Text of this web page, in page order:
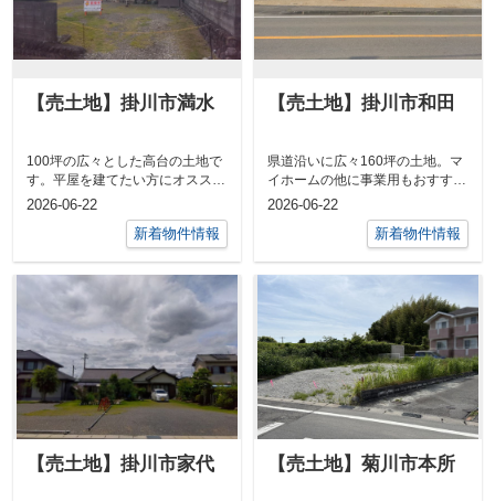
【売土地】掛川市満水
100坪の広々とした高台の土地で
す。平屋を建てたい方にオスス
メ。売土地 ／ 掛川市満水
2026-06-22
新着物件情報
【売土地】掛川市和田
県道沿いに広々160坪の土地。マ
イホームの他に事業用もおすす
め。売土地 ／ 掛川市和田
2026-06-22
新着物件情報
【売土地】掛川市家代 【売土地】菊川市本所